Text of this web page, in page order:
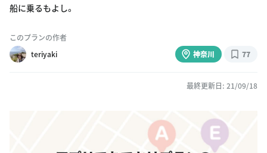
船に乗るもよし。
このプランの作者
teriyaki
神奈川 77
最終更新日: 21/09/18